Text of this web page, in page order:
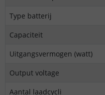
Type batterij
Capaciteit
Uitgangsvermogen (watt)
Output voltage
Aantal laadcycli